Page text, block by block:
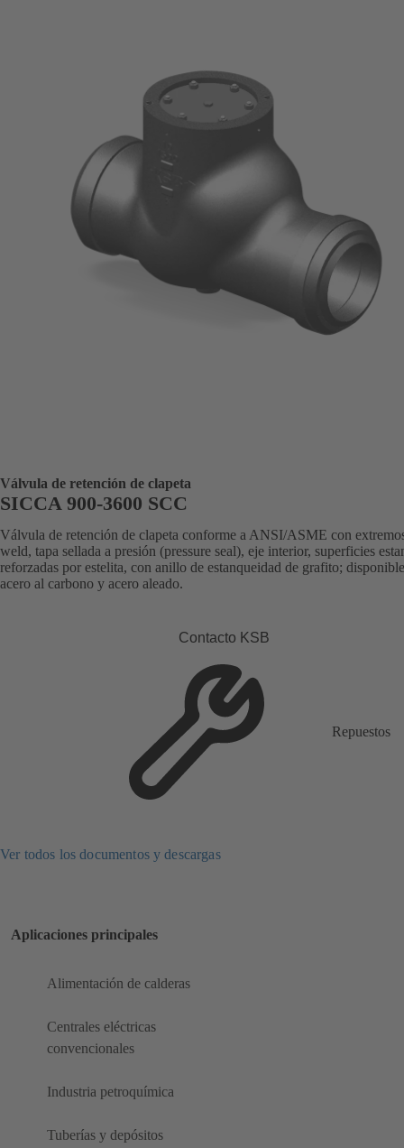
Válvula de retención de clapeta
SICCA 900-3600 SCC
Válvula de retención de clapeta conforme a ANSI/ASME con
weld, tapa sellada a presión (pressure seal), eje interior, superficies
reforzadas por estelita, con anillo de estanqueidad de grafito;
acero al carbono y acero aleado.
Contacto KSB
Repuestos
Ver todos los documentos y descargas
Aplicaciones principales
Alimentación de calderas
Centrales eléctricas
convencionales
Industria petroquímica
Tuberías y depósitos